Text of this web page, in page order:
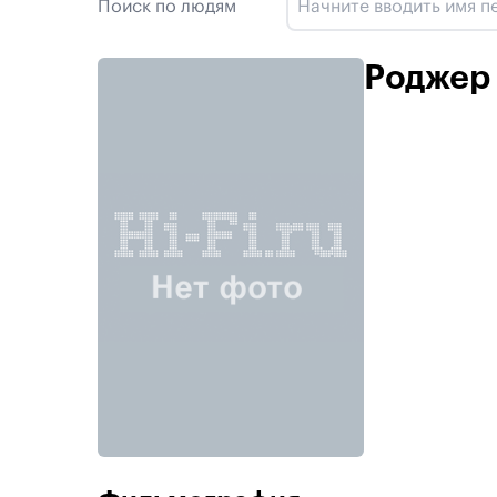
Поиск по людям
Роджер